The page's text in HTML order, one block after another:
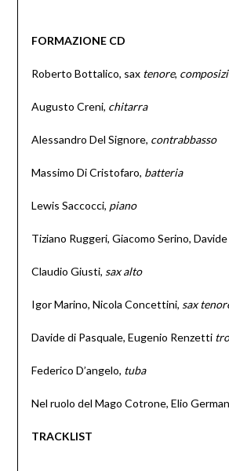
FORMAZIONE CD
Roberto Bottalico, sax tenore,
Augusto Creni, chitarra
Alessandro Del Signore, contrabbasso
Massimo Di Cristofaro, batteria
Lewis Saccocci, piano
Tiziano Ruggeri, Giacomo Serino,
Claudio Giusti, sax alto
Igor Marino, Nicola Concettini, sax
Davide di Pasquale, Eugenio Renzetti
Federico D’angelo, tuba
Nel ruolo del Mago Cotrone, Elio
TRACKLIST